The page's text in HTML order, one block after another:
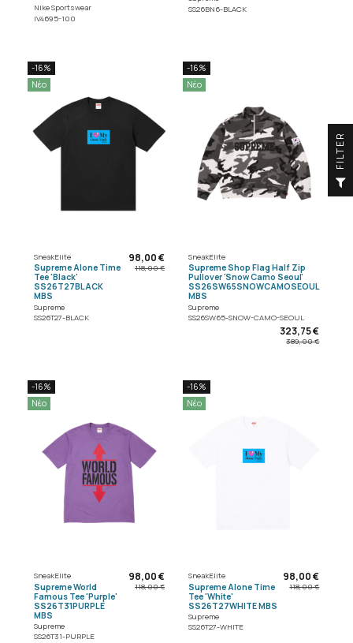
Nike Sportswear
IV4695-100
SS26BN6-BLACK
-16%
Νέο
SneakElite
Supreme Alone Time
Tee 'Black'
SS26T27BLACK
MBS
Supreme
SS26T27-BLACK
98,00 €
118,00 €
-16%
Νέο
SneakElite
Supreme Shop Flag Half Zip
Pullover 'Snow Camo Seoul'
SS26SW65SNOWCAMOSEOUL
MBS
Supreme
SS26SW65-SNOW-CAMO-SEOUL
323,75 €
389,00 €
-16%
Νέο
SneakElite
Supreme World
Famous Tee 'Purple'
SS26T31PURPLE
MBS
Supreme
SS26T31-PURPLE
98,00 €
118,00 €
-16%
Νέο
SneakElite
Supreme Alone Time
Tee 'White'
SS26T27WHITE MBS
Supreme
SS26T27-WHITE
98,00 €
118,00 €
R